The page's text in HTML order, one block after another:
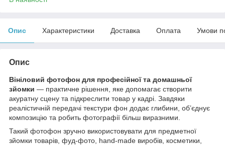
Опис Характеристики Доставка Оплата Умови
Опис
Вініловий фотофон для професійної та домашньої
зйомки — практичне рішення, яке допомагає створити
акуратну сцену та підкреслити товар у кадрі. Завдяки
реалістичній передачі текстури фон додає глибини, об’єднує
композицію та робить фотографії більш виразними.
Такий фотофон зручно використовувати для предметної
зйомки товарів, фуд-фото, hand-made виробів, косметики,